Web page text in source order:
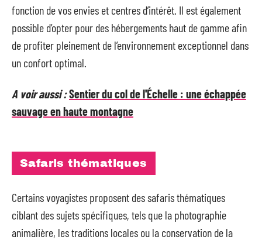
fonction de vos envies et centres d’intérêt. Il est également
possible d’opter pour des hébergements haut de gamme afin
de profiter pleinement de l’environnement exceptionnel dans
un confort optimal.
A voir aussi :Sentier du col de l'Échelle : une échappée
sauvage en haute montagne
Safaris thématiques
Certains voyagistes proposent des safaris thématiques
ciblant des sujets spécifiques, tels que la photographie
animalière, les traditions locales ou la conservation de la